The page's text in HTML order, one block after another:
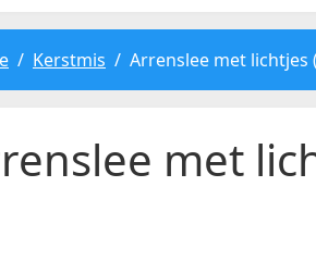
Kerstmis Arrenslee met lichtjes
met